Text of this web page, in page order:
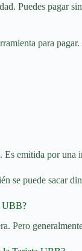
Puedes pagar
para
emitida por
se puede sacar
UBB?
Pero